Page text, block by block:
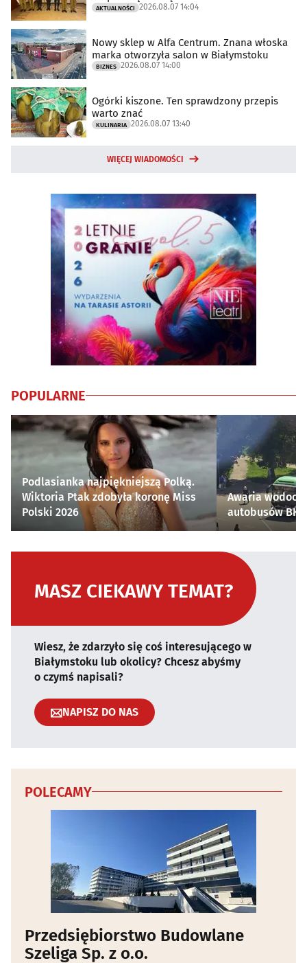
AKTUALNOŚCI 2026.08.07 14:04
Nowy sklep w Alfa Centrum. Znana włoska
marka otworzyła salon w Białymstoku
BIZNES 2026.08.07 14:00
Ogórki kiszone. Ten sprawdzony przepis
warto znać
KULINARIA 2026.08.07 13:40
WIĘCEJ WIADOMOŚCI
POPULARNE
Podlasianka najpiękniejszą Polką.
Wiktoria Ptak zdobyła koronę Miss
Polski 2026
Awaria
autobusów
MASZ CIEKAWY TEMAT?
Wiesz, że zdarzyło się coś interesującego w
Białymstoku lub okolicy? Chcesz abyśmy
o czymś napisali?
NAPISZ DO NAS
POLECAMY
Przedsiębiorstwo Budowlane
Szeliga Sp. z o.o.